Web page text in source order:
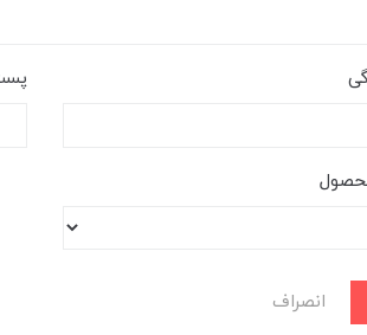
انصراف